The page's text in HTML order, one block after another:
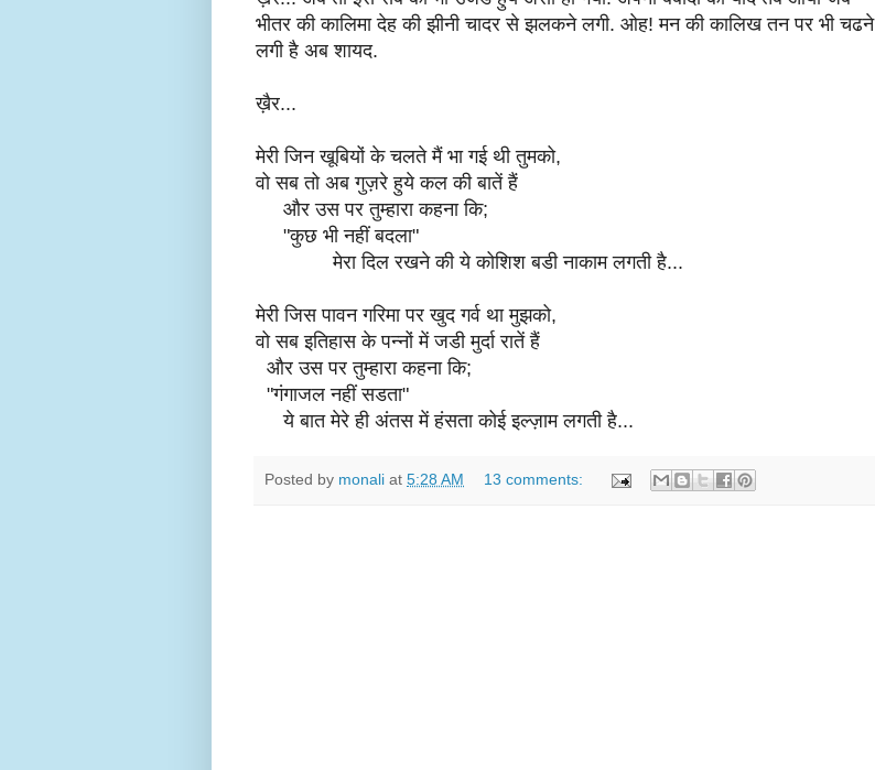
भीतर की कालिमा देह की झीनी चादर से झलकने लगी. ओह! मन की कालिख तन पर भी चढने
लगी है अब शायद.
ख़ैर...
मेरी जिन खूबियों के चलते मैं भा गई थी तुमको,
वो सब तो अब गुज़रे हुये कल की बातें हैं
और उस पर तुम्हारा कहना कि;
"कुछ भी नहीं बदला"
मेरा दिल रखने की ये कोशिश बडी नाकाम लगती है...
मेरी जिस पावन गरिमा पर खुद गर्व था मुझको,
वो सब इतिहास के पन्नों में जडी मुर्दा रातें हैं
और उस पर तुम्हारा कहना कि;
"गंगाजल नहीं सडता"
ये बात मेरे ही अंतस में हंसता कोई इल्ज़ाम लगती है...
Posted by monali at 5:28 AM 13 comments: